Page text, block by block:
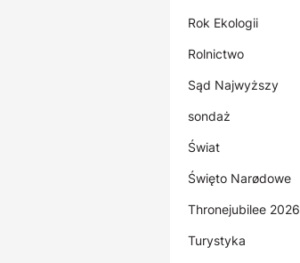
Rok Ekologii
Rolnictwo
Sąd Najwyższy
sondaż
Świat
Święto Narødowe
Thronejubilee 2026
Turystyka